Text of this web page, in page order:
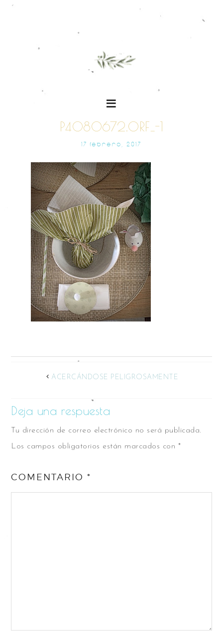
P4080672.ORF_-1
17 FEBRERO, 2017
ACERCÁNDOSE PELIGROSAMENTE
Deja una respuesta
Tu dirección de correo electrónico no será publicada.
Los campos obligatorios están marcados con *
COMENTARIO*